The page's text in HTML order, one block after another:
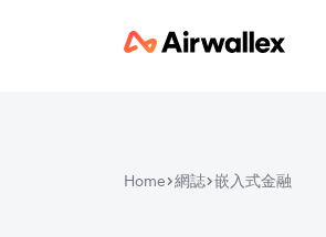
Home 網誌 嵌入式金融